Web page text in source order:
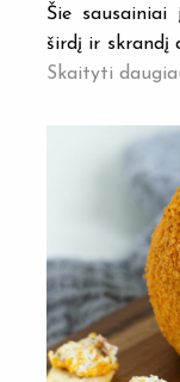
Šie
širdį ir skrandį
Skaityti